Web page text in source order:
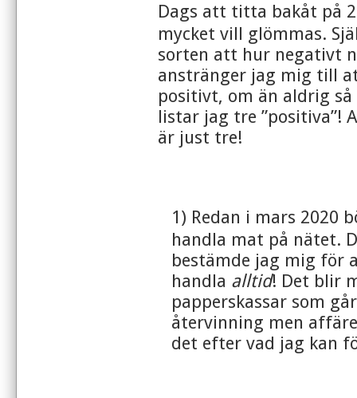
Dags att titta bakåt på
mycket vill glömmas.
sorten att hur negativt
anstränger jag mig till
positivt, om än aldrig
listar jag tre ”positiva”!
är just tre!
1) Redan i mars 2020
handla mat på nätet.
bestämde jag mig för
handla alltid! Det blir
papperskassar som
återvinning men
det efter vad jag kan